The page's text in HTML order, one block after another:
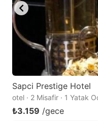
Sapci Prestige Hotel
otel · 2 Misafir · 1 Yatak
₺3.159 /gece